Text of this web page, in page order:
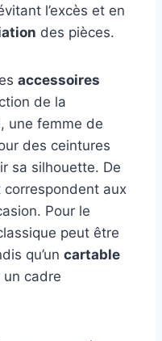
l’excès et en
des pièces.
accessoires
de la
une femme de
des ceintures
sa silhouette. De
aux
Pour le
peut être
qu’un cartable
cadre